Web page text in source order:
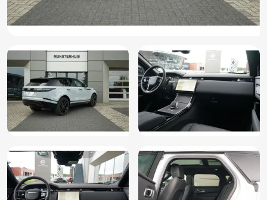
Autonomous Emergency Braking
Bagagedek
Binnenspiegel automatisch dimmend
Bluetooth
Boordcomputer
Buitenspiegel(s) automatisch dimmend
Buitenspiegels elektrisch inklapbaar
Buitenspiegels met verlichting
Bumpers in carrosseriekleur
Connected services